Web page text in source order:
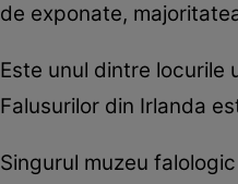
de exponate,
Este unul dintre locurile
Falusurilor din Irlanda
Singurul muzeu